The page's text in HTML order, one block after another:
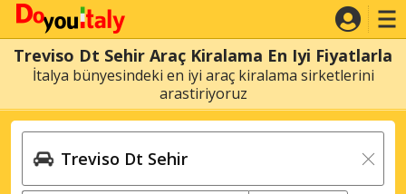
Treviso Dt Sehir Araç Kiralama En Iyi Fiyatlarla
İtalya bünyesindeki en iyi araç kiralama sirketlerini
arastiriyoruz